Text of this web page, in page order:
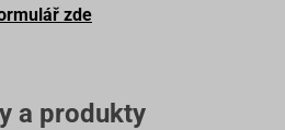
zde
a produkty